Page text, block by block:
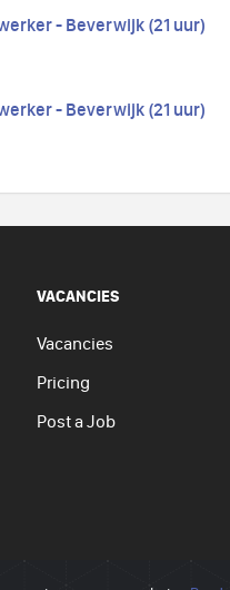
- Beverwijk (21 uur)
- Beverwijk (21 uur)
VACANCIES
Vacancies
Pricing
Post a Job